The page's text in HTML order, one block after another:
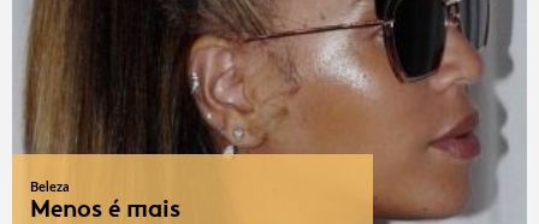
Beleza
Menos é mais